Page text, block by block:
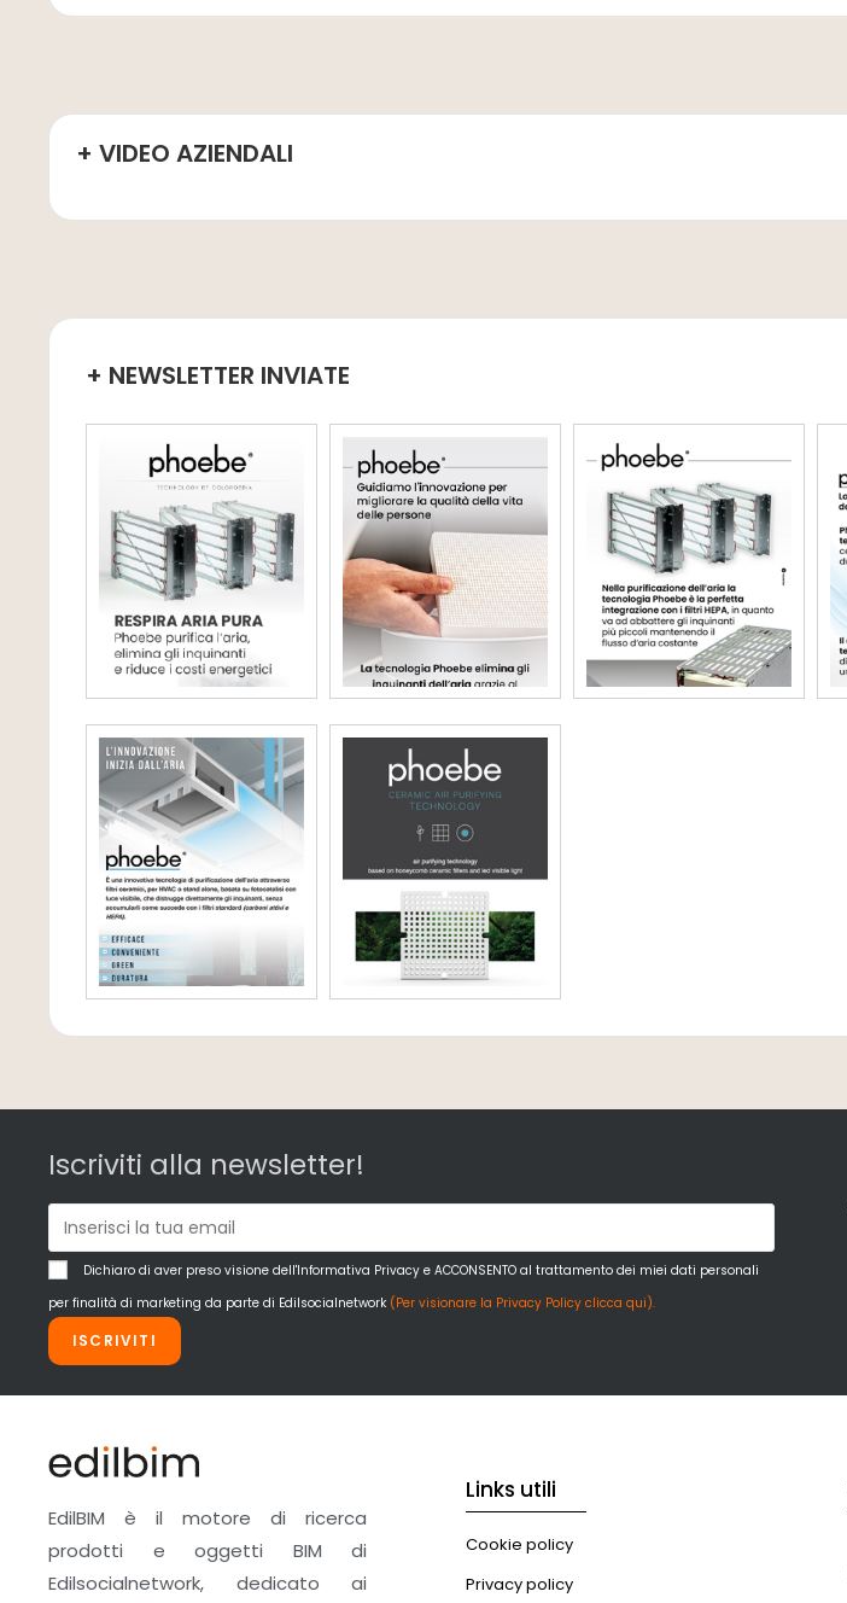
+ VIDEO AZIENDALI
+ NEWSLETTER INVIATE
Iscriviti alla newsletter!
Dichiaro di aver preso visione dell'Informativa Privacy e ACCONSENTO al trattamento dei miei dati personali
per finalità di marketing da parte di Edilsocialnetwork (Per visionare la Privacy Policy clicca qui).
ISCRIVITI
EdilBIM è il motore di ricerca
prodotti e oggetti BIM di
Edilsocialnetwork, dedicato ai
Links utili
Cookie policy
Privacy policy